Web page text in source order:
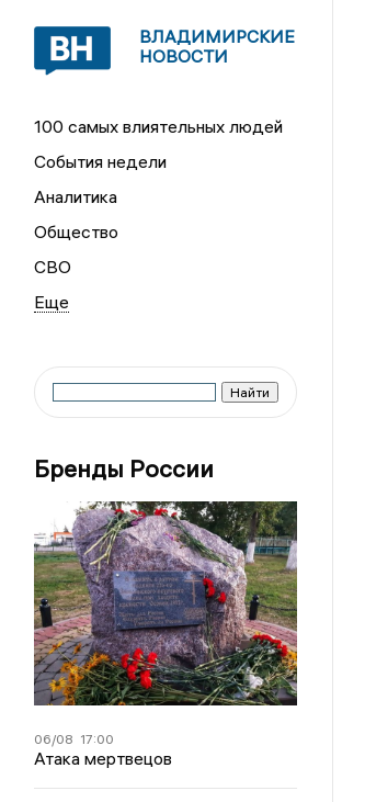
ВЛАДИМИРСКИЕ
НОВОСТИ
100 самых влиятельных людей
События недели
Аналитика
Общество
СВО
Бренды России
06/08 17:00
Атака мертвецов